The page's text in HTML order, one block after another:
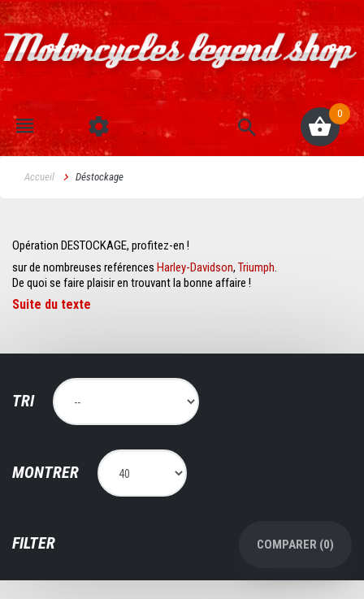
0
Accueil Déstockage
Opération DESTOCKAGE, profitez-en !
sur de nombreuses reférences Harley-Davidson, Triumph.
De quoi se faire plaisir en trouvant la bonne affaire !
Suite du texte
TRI
MONTRER
FILTER COMPARER (0)